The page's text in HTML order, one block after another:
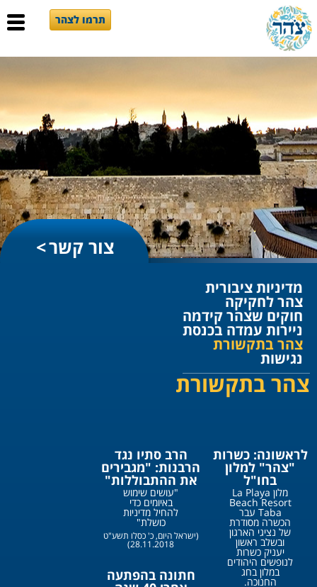
תרמו לצהר
צור קשר
מדיניות ציבורית
צהר לחקיקה
חוקים שצהר קידמה
ניירות עמדה בכנסת
צהר בתקשורת
נגישות
צהר בתקשורת
לראשונה: כשרות
"צהר" למלון
בחו"ל
מלון La Playa
Beach Resort
Taba עבר
הכשרה מסודרת
של נציגי הארגון
ובשלב ראשון
יעניק כשרות
לנופשים היהודים
במלון בחג
החנוכה.
הרב סתיו נגד
הרבנות: "מגבירים
את ההתבוללות"
"עושים שימוש
באיומים כדי
להחיל מדיניות
כושלת"
(ישראל היום, כ' כסלו תשע"ט
28.11.2018)
חתונה בהפתעה